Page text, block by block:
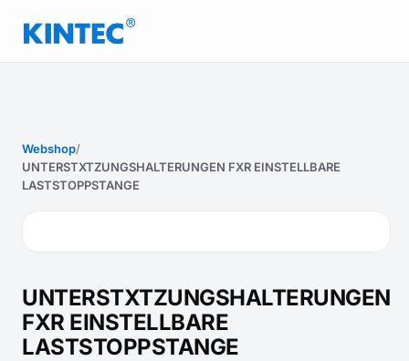
Webshop/
UNTERSTXTZUNGSHALTERUNGEN FXR EINSTELLBARE
LASTSTOPPSTANGE
UNTERSTXTZUNGSHALTERUNGEN
FXR EINSTELLBARE
LASTSTOPPSTANGE